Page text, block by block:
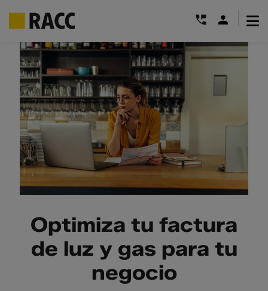
Saltar
contenido
Optimiza tu factura
de luz y gas para tu
negocio